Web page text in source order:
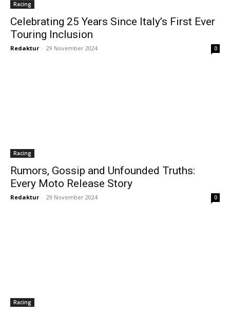
Racing
Celebrating 25 Years Since Italy’s First Ever
Touring Inclusion
Redaktur - 29 November 2024 0
Racing
Rumors, Gossip and Unfounded Truths:
Every Moto Release Story
Redaktur - 29 November 2024 0
Racing